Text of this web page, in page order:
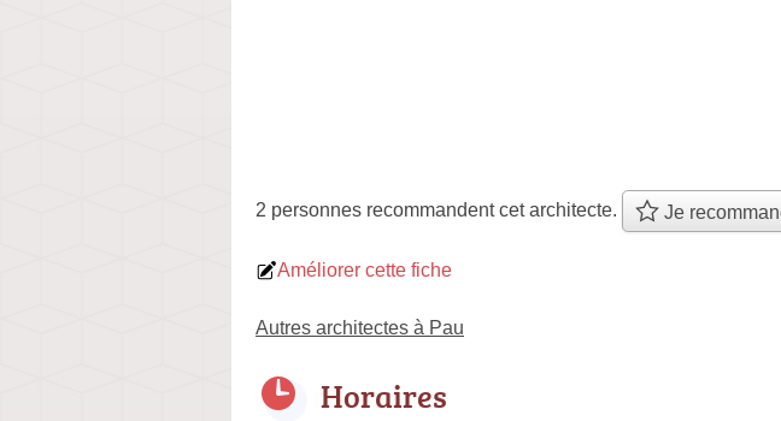
2 personnes recommandentcet architecte. Je
Améliorer cette fiche
Autres architectes à Pau
Horaires